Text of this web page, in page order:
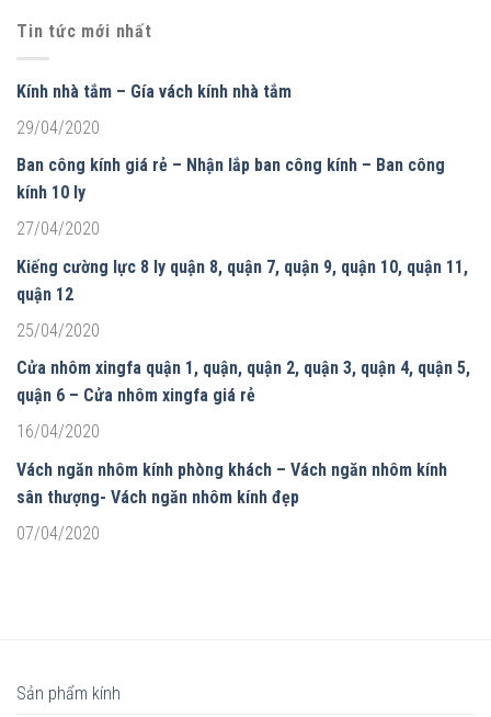
Tin tức mới nhất
Kính nhà tắm – Gía vách kính nhà tắm
29/04/2020
Ban công kính giá rẻ – Nhận lắp ban công kính – Ban công
kính 10 ly
27/04/2020
Kiếng cường lực 8 ly quận 8, quận 7, quận 9, quận 10, quận 11,
quận 12
25/04/2020
Cửa nhôm xingfa quận 1, quận, quận 2, quận 3, quận 4, quận 5,
quận 6 – Cửa nhôm xingfa giá rẻ
16/04/2020
Vách ngăn nhôm kính phòng khách – Vách ngăn nhôm kính
sân thượng- Vách ngăn nhôm kính đẹp
07/04/2020
Sản phẩm kính